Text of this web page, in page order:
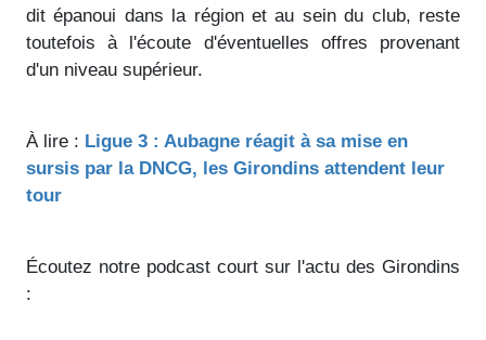
dit épanoui dans la région et au sein du club, reste
toutefois à l'écoute d'éventuelles offres provenant
d'un niveau supérieur.
À lire : Ligue 3 : Aubagne réagit à sa mise en
sursis par la DNCG, les Girondins attendent leur
tour
Écoutez notre podcast court sur l'actu des Girondins
: